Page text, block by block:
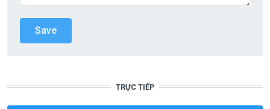
TRỰC TIẾP